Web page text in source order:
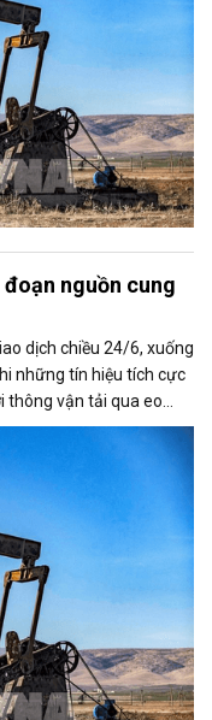
nguồn cung
dịch chiều 24/6, xuống
những tín hiệu tích cực
thông vận tải qua eo
gián đoạn nguồn cung